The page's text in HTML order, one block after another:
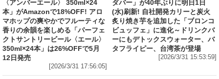
〈アンバーエール〉 350ml×24
本」がAmazonで18%OFF! アロ
マホップの爽やかでフルーティな
香りの余韻を楽しめる「パーフェ
クトサントリービール〈エール〉
350ml×24本」は26%OFFで5月
12日発売
[2026/3/31 17:56:05]
ダバー」が40年ぶりに明日1日
(水)刷新! 自社開発カリーと炭火
炙り焼き芋を追加した「ブロンコ
ビュッフェ」に進化～ドリンクバ
ーにもデトックスウォーター、バ
タフライピー、台湾茶が登場
[2026/3/31 15:53:59]